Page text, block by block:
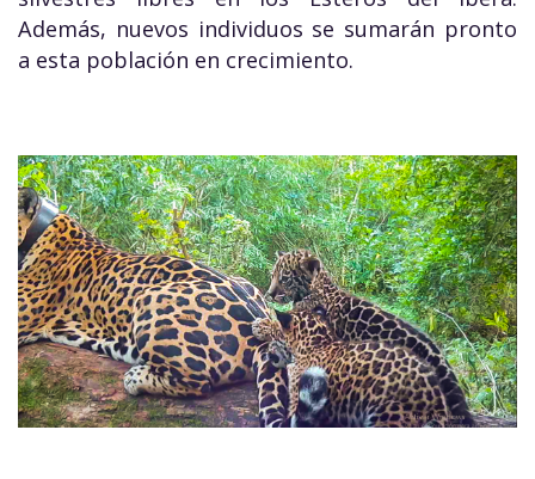
Además, nuevos individuos se sumarán pronto
a esta población en crecimiento.